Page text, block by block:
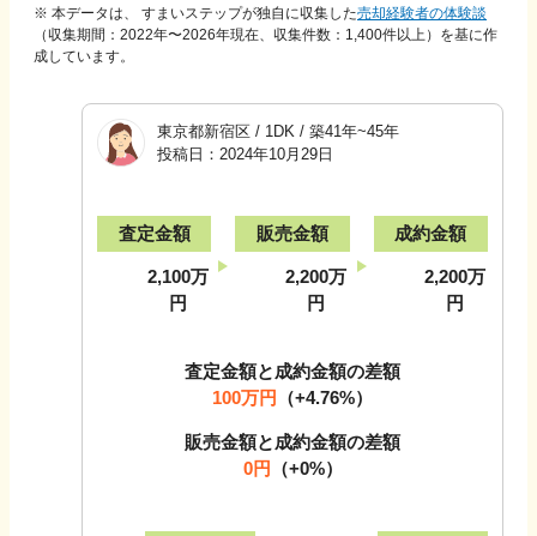
※ 本データは、 すまいステップが独自に収集した売却経験者の体験談
（収集期間：2022年〜2026年現在、収集件数： 1,400件以上）を基に作
成しています。
東京都新宿区 / 1DK / 築41年~45年
投稿日： 2024年10月29日
査定金額
2,100万
円
販売金額
2,200万
円
成約金額
2,200万
円
査定金額と成約金額の差額
100万円
（+4.76%）
販売金額と成約金額の差額
0円 （+0%）